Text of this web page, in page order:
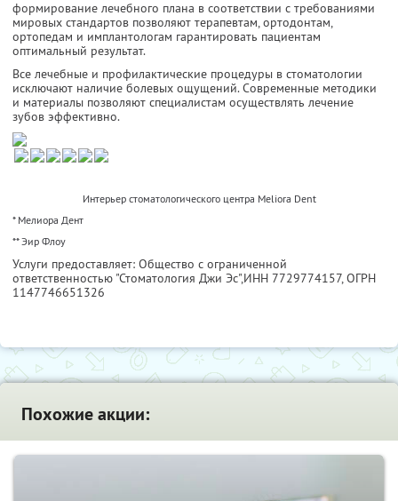
формирование лечебного плана в соответствии с требованиями
мировых стандартов позволяют терапевтам, ортодонтам,
ортопедам и имплантологам гарантировать пациентам
оптимальный результат.
Все лечебные и профилактические процедуры в стоматологии
исключают наличие болевых ощущений. Современные методики
и материалы позволяют специалистам осуществлять лечение
зубов эффективно.
Интерьер стоматологического центра Meliora Dent
* Мелиора Дент
** Эир Флоу
Услуги предоставляет: Общество с ограниченной
ответственностью "Стоматология Джи Эс",ИНН 7729774157, ОГРН
1147746651326
Похожие акции: